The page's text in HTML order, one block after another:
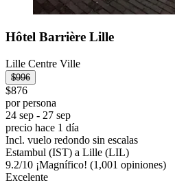
Hôtel Barrière Lille
Lille Centre Ville
$996
$876
por persona
24 sep - 27 sep
precio hace 1 día
Incl. vuelo redondo sin escalas
Estambul (IST) a Lille (LIL)
9.2/10 ¡Magnífico! (1,001 opiniones)
Excelente